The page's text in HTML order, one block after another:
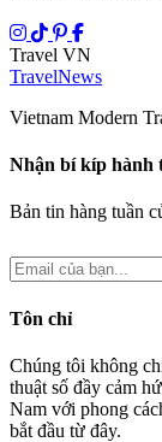
Travel VN
TravelNews
Vietnam Modern
Nhận bí kíp hành
Bản tin hàng tuần
Tôn chỉ
Chúng tôi không
thuật số đầy cảm
Nam với phong
bắt đầu từ đây.